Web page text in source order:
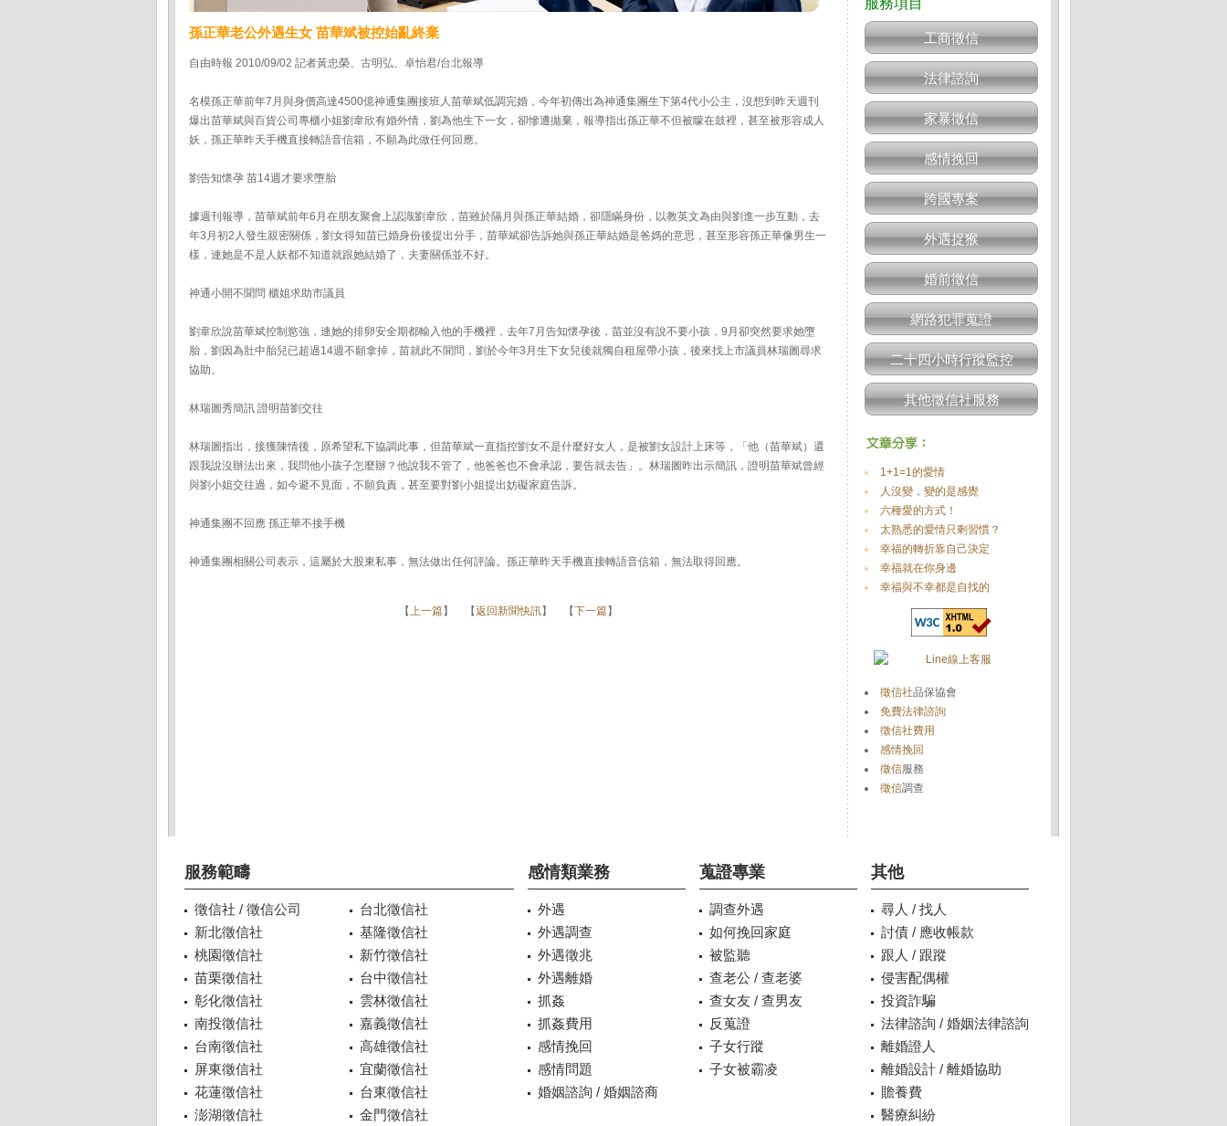
孫正華老公外遇生女 苗華斌被控始亂終棄
自由時報 2010/09/02 記者黃忠榮、古明弘、卓怡君/台北報導
名模孫正華前年7月與身價高達4500億神通集團接班人苗華斌低調完婚，今年初傳出為神通集團生下第4代小公主，沒想到昨天週刊
爆出苗華斌與百貨公司專櫃小姐劉韋欣有婚外情，劉為他生下一女，卻慘遭拋棄，報導指出孫正華不但被矇在鼓裡，甚至被形容成人
妖，孫正華昨天手機直接轉語音信箱，不願為此做任何回應。
劉告知懷孕 苗14週才要求墮胎
據週刊報導，苗華斌前年6月在朋友聚會上認識劉韋欣，苗雖於隔月與孫正華結婚，卻隱瞞身份，以教英文為由與劉進一步互動，去
年3月初2人發生親密關係，劉女得知苗已婚身份後提出分手，苗華斌卻告訴她與孫正華結婚是爸媽的意思，甚至形容孫正華像男生一
樣，連她是不是人妖都不知道就跟她結婚了，夫妻關係並不好。
神通小開不聞問 櫃姐求助市議員
劉韋欣說苗華斌控制慾強，連她的排卵安全期都輸入他的手機裡，去年7月告知懷孕後，苗並沒有說不要小孩，9月卻突然要求她墮
胎，劉因為肚中胎兒已超過14週不願拿掉，苗就此不聞問，劉於今年3月生下女兒後就獨自租屋帶小孩，後來找上市議員林瑞圖尋求
協助。
林瑞圖秀簡訊 證明苗劉交往
林瑞圖指出，接獲陳情後，原希望私下協調此事，但苗華斌一直指控劉女不是什麼好女人，是被劉女設計上床等，「他（苗華斌）還
跟我說沒辦法出來，我問他小孩子怎麼辦？他說我不管了，他爸爸也不會承認，要告就去告」。林瑞圖昨出示簡訊，證明苗華斌曾經
與劉小姐交往過，如今避不見面，不願負責，甚至要對劉小姐提出妨礙家庭告訴。
神通集團不回應 孫正華不接手機
神通集團相關公司表示，這屬於大股東私事，無法做出任何評論。孫正華昨天手機直接轉語音信箱，無法取得回應。
【上一篇】 【返回新聞快訊】 【下一篇】
工商徵信
法律諮詢
家暴徵信
感情挽回
跨國專案
外遇捉猴
婚前徵信
網路犯罪蒐證
二十四小時行蹤監控
其他徵信社服務
1+1=1的愛情
人沒變，變的是感覺
六種愛的方式！
太熟悉的愛情只剩習慣？
幸福的轉折靠自己決定
幸福就在你身邊
幸福與不幸都是自找的
徵信社品保協會
免費法律諮詢
徵信社費用
感情挽回
徵信服務
徵信調查
服務範疇
徵信社 / 徵信公司
台北徵信社
新北徵信社
基隆徵信社
桃園徵信社
新竹徵信社
苗栗徵信社
台中徵信社
彰化徵信社
雲林徵信社
南投徵信社
嘉義徵信社
台南徵信社
高雄徵信社
屏東徵信社
宜蘭徵信社
花蓮徵信社
台東徵信社
澎湖徵信社
金門徵信社
感情類業務
外遇
外遇調查
外遇徵兆
外遇離婚
抓姦
抓姦費用
感情挽回
感情問題
婚姻諮詢 / 婚姻諮商
蒐證專業
調查外遇
如何挽回家庭
被監聽
查老公 / 查老婆
查女友 / 查男友
反蒐證
子女行蹤
子女被霸凌
其他
尋人 / 找人
討債 / 應收帳款
跟人 / 跟蹤
侵害配偶權
投資詐騙
法律諮詢 / 婚姻法律諮詢
離婚證人
離婚設計 / 離婚協助
贍養費
醫療糾紛